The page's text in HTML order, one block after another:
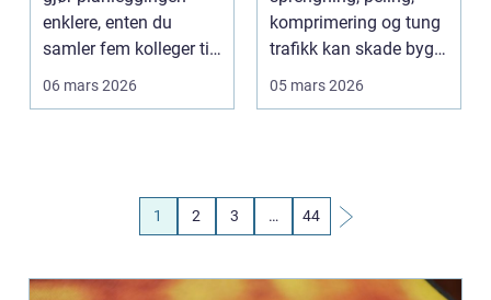
enklere, enten du
samler fem kolleger til
lunsj eller hundr...
06 mars 2026
komprimering og tung
trafikk kan skade bygg,
skape utrygghet hos...
05 mars 2026
1 2 3 … 44